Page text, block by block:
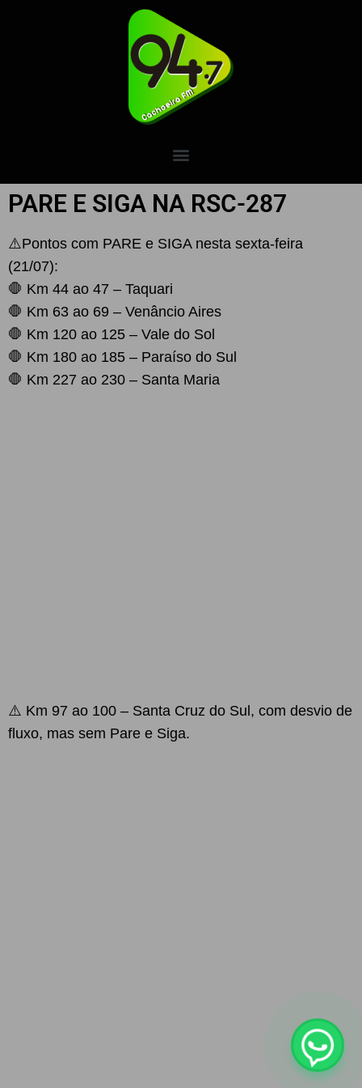
PARE E SIGA NA RSC-287
⚠️Pontos com PARE e SIGA nesta sexta-feira
(21/07):
🛑 Km 44 ao 47 – Taquari
🛑 Km 63 ao 69 – Venâncio Aires
🛑 Km 120 ao 125 – Vale do Sol
🛑 Km 180 ao 185 – Paraíso do Sul
🛑 Km 227 ao 230 – Santa Maria
⚠️ Km 97 ao 100 – Santa Cruz do Sul, com desvio de
fluxo, mas sem Pare e Siga.